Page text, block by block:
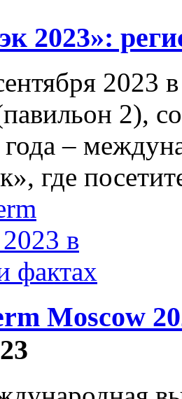
2023»:
2),
–
где
Moscow